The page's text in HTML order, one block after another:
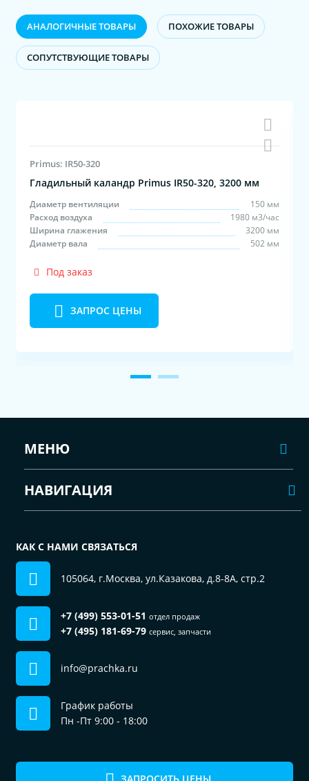
АНАЛОГИЧНЫЕ ТОВАРЫ ПОХОЖИЕ ТОВАРЫ
CОПУТСТВУЮЩИЕ ТОВАРЫ
Primus: IR50-320
Гладильный каландр Primus IR50-320, 3200 мм
Диаметр вентиляции
150 мм
Расход воздуха
1980 м3/час
Ширина глажения
3200 мм
Диаметр вала
502 мм
Под заказ
ЗАПРОС ЦЕНЫ
МЕНЮ
НАВИГАЦИЯ
КАК С НАМИ СВЯЗАТЬСЯ
105064, г.Москва, ул.Казакова, д.8-8А, стр.2
+7 (499) 553-01-51 отдел продаж
+7 (495) 181-69-79 сервис, запчасти
info@prachka.ru
График работы
Пн -Пт 9:00 - 18:00